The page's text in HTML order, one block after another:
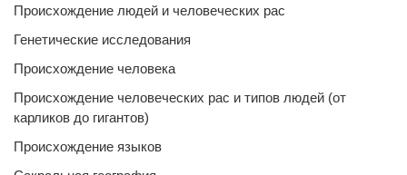
Происхождение людей и человеческих рас
Генетические исследования
Происхождение человека
Происхождение человеческих рас и типов людей (от
карликов до гигантов)
Происхождение языков